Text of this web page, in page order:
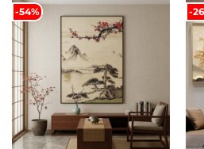
-54% -